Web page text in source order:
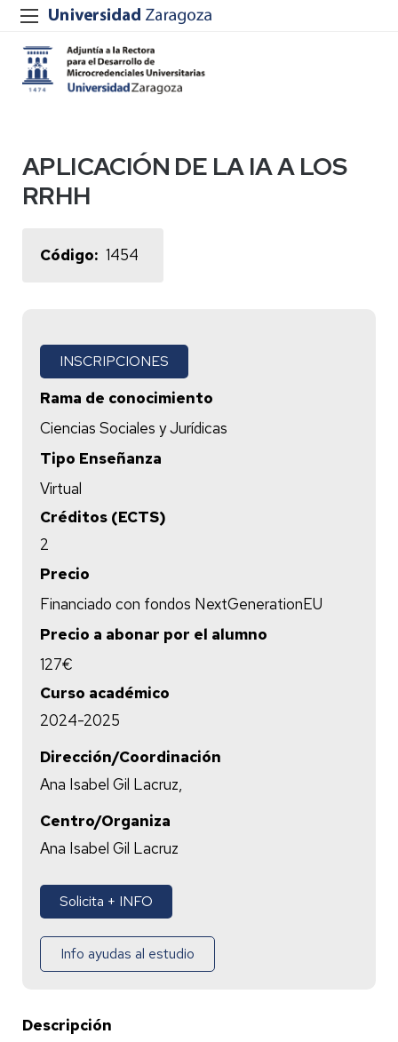
APLICACIÓN DE LA IA A LOS
RRHH
Código 1454
INSCRIPCIONES
Rama de conocimiento
Ciencias Sociales y Jurídicas
Tipo Enseñanza
Virtual
Créditos (ECTS)
2
Precio
Financiado con fondos NextGenerationEU
Precio a abonar por el alumno
127€
Curso académico
2024-2025
Dirección/Coordinación
Ana Isabel Gil Lacruz,
Centro/Organiza
Ana Isabel Gil Lacruz
Solicita + INFO
Info ayudas al estudio
Descripción